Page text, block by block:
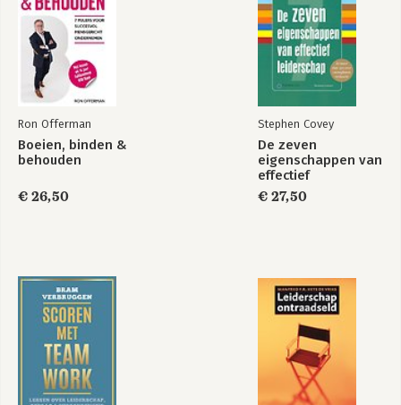
Nawoord
Ron Offerman
Boeien, binden &
behouden
€ 26,50
Stephen Covey
De zeven
eigenschappen van
effectief
leiderschap
€ 27,50